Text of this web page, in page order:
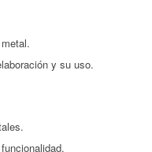
y su uso.